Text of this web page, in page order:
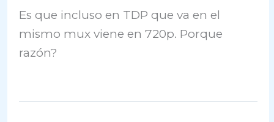
Es que incluso en TDP que va en el
mismo mux viene en 720p. Porque
razón?